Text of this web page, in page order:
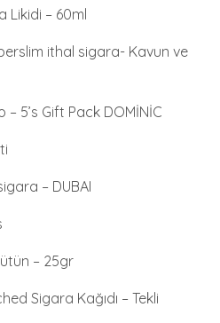
Likidi – 60ml
ithal sigara- Kavun ve
5’s Gift Pack DOMİNİC
– DUBAI
– 25gr
Sigara Kağıdı – Tekli